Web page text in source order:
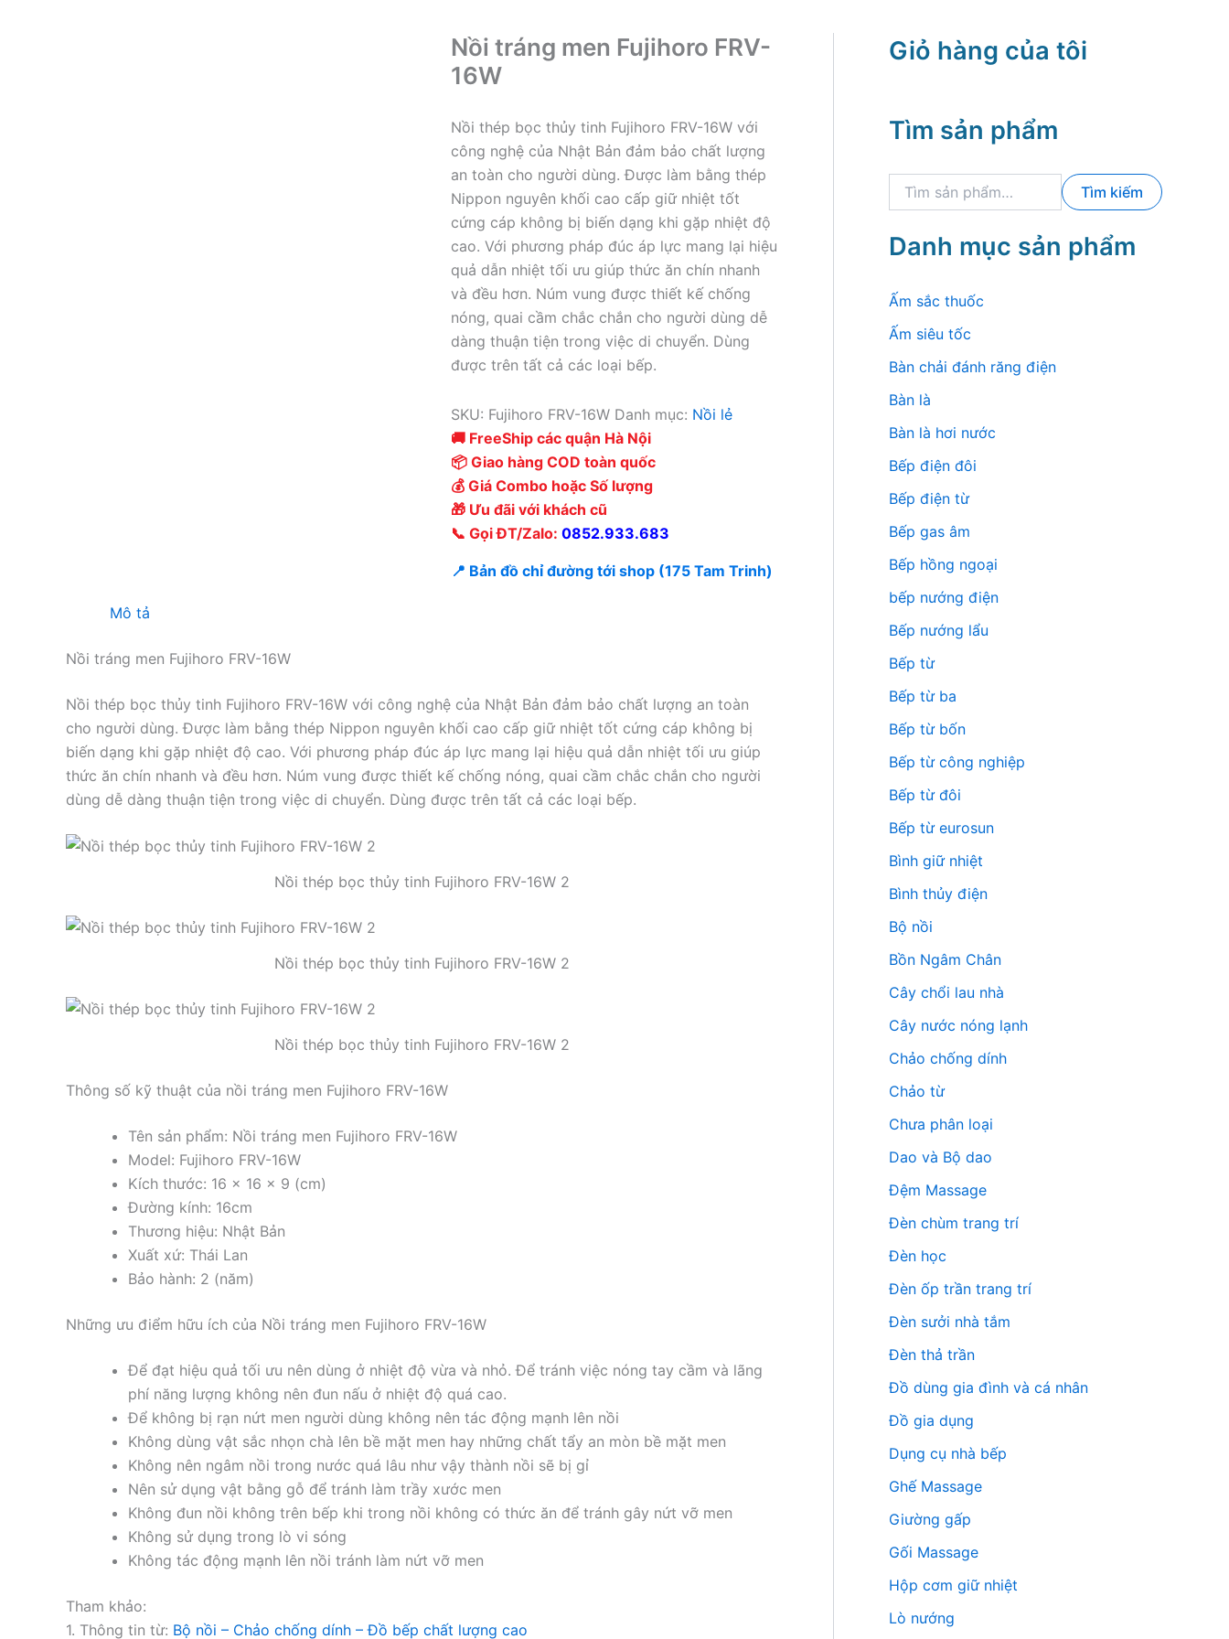
Nồi tráng men Fujihoro FRV-
16W
Nồi thép bọc thủy tinh Fujihoro FRV-16W với
công nghệ của Nhật Bản đảm bảo chất lượng
an toàn cho người dùng. Được làm bằng thép
Nippon nguyên khối cao cấp giữ nhiệt tốt
cứng cáp không bị biến dạng khi gặp nhiệt độ
cao. Với phương pháp đúc áp lực mang lại hiệu
quả dẫn nhiệt tối ưu giúp thức ăn chín nhanh
và đều hơn. Núm vung được thiết kế chống
nóng, quai cầm chắc chắn cho người dùng dễ
dàng thuận tiện trong việc di chuyển. Dùng
được trên tất cả các loại bếp.
SKU: Fujihoro FRV-16W Danh mục: Nồi lẻ
🚚 FreeShip các quận Hà Nội
📦 Giao hàng COD toàn quốc
💰 Giá Combo hoặc Số lượng
🎁 Ưu đãi với khách cũ
📞 Gọi ĐT/Zalo: 0852.933.683
📍 Bản đồ chỉ đường tới shop (175 Tam Trinh)
Mô tả
Nồi tráng men Fujihoro FRV-16W
Nồi thép bọc thủy tinh Fujihoro FRV-16W với công nghệ của Nhật Bản đảm bảo chất lượng an toàn
cho người dùng. Được làm bằng thép Nippon nguyên khối cao cấp giữ nhiệt tốt cứng cáp không bị
biến dạng khi gặp nhiệt độ cao. Với phương pháp đúc áp lực mang lại hiệu quả dẫn nhiệt tối ưu giúp
thức ăn chín nhanh và đều hơn. Núm vung được thiết kế chống nóng, quai cầm chắc chắn cho người
dùng dễ dàng thuận tiện trong việc di chuyển. Dùng được trên tất cả các loại bếp.
Nồi thép bọc thủy tinh Fujihoro FRV-16W 2
Nồi thép bọc thủy tinh Fujihoro FRV-16W 2
Nồi thép bọc thủy tinh Fujihoro FRV-16W 2
Thông số kỹ thuật của nồi tráng men Fujihoro FRV-16W
Tên sản phẩm: Nồi tráng men Fujihoro FRV-16W
Model: Fujihoro FRV-16W
Kích thước: 16 x 16 x 9 (cm)
Đường kính: 16cm
Thương hiệu: Nhật Bản
Xuất xứ: Thái Lan
Bảo hành: 2 (năm)
Những ưu điểm hữu ích của Nồi tráng men Fujihoro FRV-16W
Để đạt hiệu quả tối ưu nên dùng ở nhiệt độ vừa và nhỏ. Để tránh việc nóng tay cầm và lãng
phí năng lượng không nên đun nấu ở nhiệt độ quá cao.
Để không bị rạn nứt men người dùng không nên tác động mạnh lên nồi
Không dùng vật sắc nhọn chà lên bề mặt men hay những chất tẩy an mòn bề mặt men
Không nên ngâm nồi trong nước quá lâu như vậy thành nồi sẽ bị gỉ
Nên sử dụng vật bằng gỗ để tránh làm trầy xước men
Không đun nồi không trên bếp khi trong nồi không có thức ăn để tránh gây nứt vỡ men
Không sử dụng trong lò vi sóng
Không tác động mạnh lên nồi tránh làm nứt vỡ men
Tham khảo:
1. Thông tin từ: Bộ nồi – Chảo chống dính – Đồ bếp chất lượng cao
Giỏ hàng của tôi
Tìm sản phẩm
k
m
:
Tìm kiếm
Danh mục sản phẩm
Ấm sắc thuốc
Ấm siêu tốc
Bàn chải đánh răng điện
Bàn là
Bàn là hơi nước
Bếp điện đôi
Bếp điện từ
Bếp gas âm
Bếp hồng ngoại
bếp nướng điện
Bếp nướng lẩu
Bếp từ
Bếp từ ba
Bếp từ bốn
Bếp từ công nghiệp
Bếp từ đôi
Bếp từ eurosun
Bình giữ nhiệt
Bình thủy điện
Bộ nồi
Bồn Ngâm Chân
Cây chổi lau nhà
Cây nước nóng lạnh
Chảo chống dính
Chảo từ
Chưa phân loại
Dao và Bộ dao
Đệm Massage
Đèn chùm trang trí
Đèn học
Đèn ốp trần trang trí
Đèn sưởi nhà tắm
Đèn thả trần
Đồ dùng gia đình và cá nhân
Đồ gia dụng
Dụng cụ nhà bếp
Ghế Massage
Giường gấp
Gối Massage
Hộp cơm giữ nhiệt
Lò nướng